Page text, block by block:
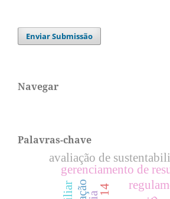
Enviar Submissão
Navegar
Palavras-chave
gerenciamento de
avaliação de